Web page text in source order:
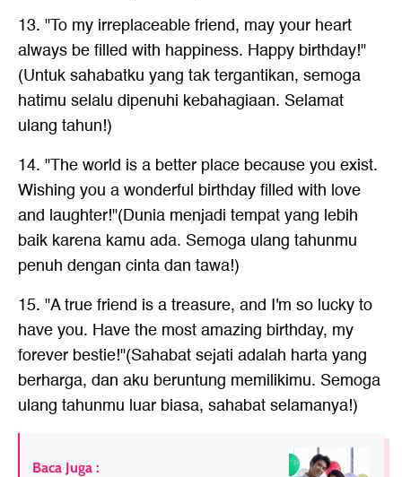
13. "To my irreplaceable friend, may your heart
always be filled with happiness. Happy birthday!"
(Untuk sahabatku yang tak tergantikan, semoga
hatimu selalu dipenuhi kebahagiaan. Selamat
ulang tahun!)
14. "The world is a better place because you exist.
Wishing you a wonderful birthday filled with love
and laughter!"(Dunia menjadi tempat yang lebih
baik karena kamu ada. Semoga ulang tahunmu
penuh dengan cinta dan tawa!)
15. "A true friend is a treasure, and I'm so lucky to
have you. Have the most amazing birthday, my
forever bestie!"(Sahabat sejati adalah harta yang
berharga, dan aku beruntung memilikimu. Semoga
ulang tahunmu luar biasa, sahabat selamanya!)
Baca Juga :